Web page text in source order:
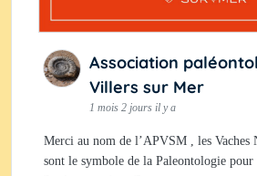
Association
Villers sur Mer
1 mois 2 jours il y a
Merci au nom de l’APVSM , les Vaches
sont le symbole de la Paleontologie pour